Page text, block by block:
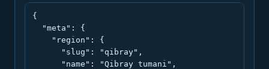
{
  "meta": {
    "region": {
      "slug": "qibray",
      "name": "Qibray tumani",